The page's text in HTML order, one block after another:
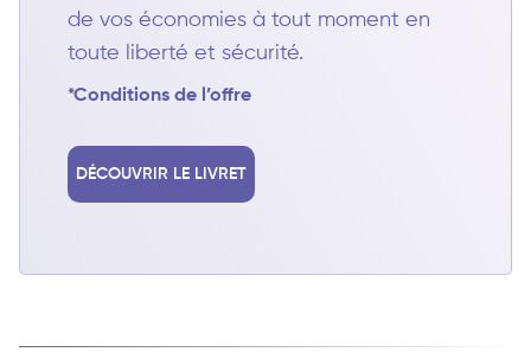
de vos économies à tout moment en
toute liberté et sécurité.
*Conditions de l’offre
DÉCOUVRIR LE LIVRET